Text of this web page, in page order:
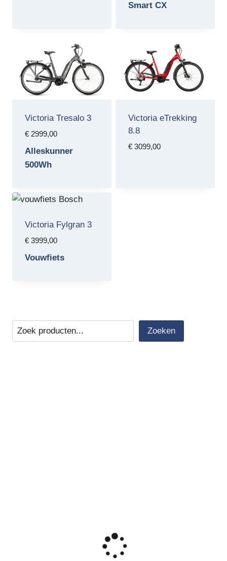
Smart CX
Victoria Tresalo 3
€2999,00
Alleskunner
500Wh
Victoria eTrekking
8.8
€3099,00
Victoria Fylgran 3
€3999,00
Vouwfiets
Zoeken Zoeken